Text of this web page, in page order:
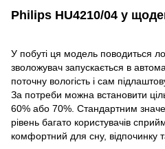
Philips HU4210/04 у
У побуті ця модель поводиться
зволожувач запускається в
поточну вологість і сам
За потреби можна встановити
60% або 70%. Стандартним
рівень багато користувачів
комфортний для сну, відпочинку